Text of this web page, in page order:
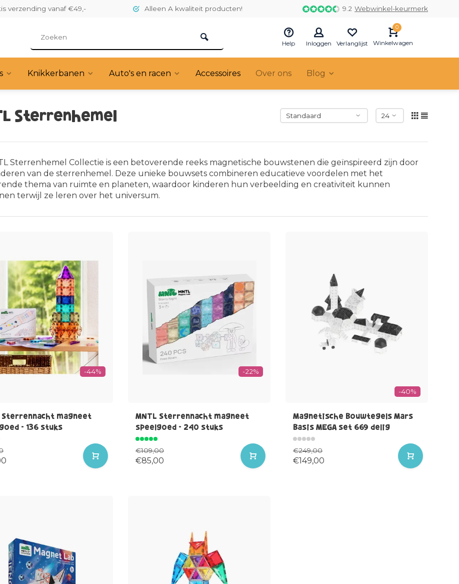
verzending vanaf €49,- Alleen A kwaliteit producten! 9.2 Webwinkel-keurmerk
Help Inloggen Verlanglijst
0
Winkelwagen
Knikkerbanen Auto's en racen Accessoires Over ons Blog
Sterrenhemel
Sterrenhemel Collectie is een betoverende reeks magnetische bouwstenen die geïnspireerd zijn door
van de sterrenhemel. Deze unieke bouwsets combineren educatieve voordelen met het
thema van ruimte en planeten, waardoor kinderen hun verbeelding en creativiteit kunnen
terwijl ze leren over het universum.
-44%
Sterrennacht magneet
- 136 stuks
-22%
MNTL Sterrennacht magneet
speelgoed - 240 stuks
€109,00
€85,00
-40%
Magnetische Bouwtegels Mars
Basis MEGA set 669 delig
€249,00
€149,00